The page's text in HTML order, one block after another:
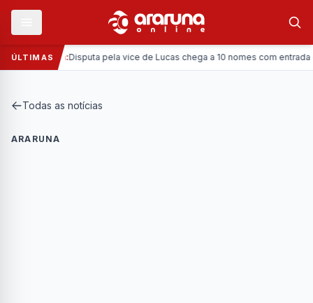
ÚLTIMAS
Política: Disputa pela vice de Lucas chega a 10 nomes com entrada
Todas as notícias
ARARUNA